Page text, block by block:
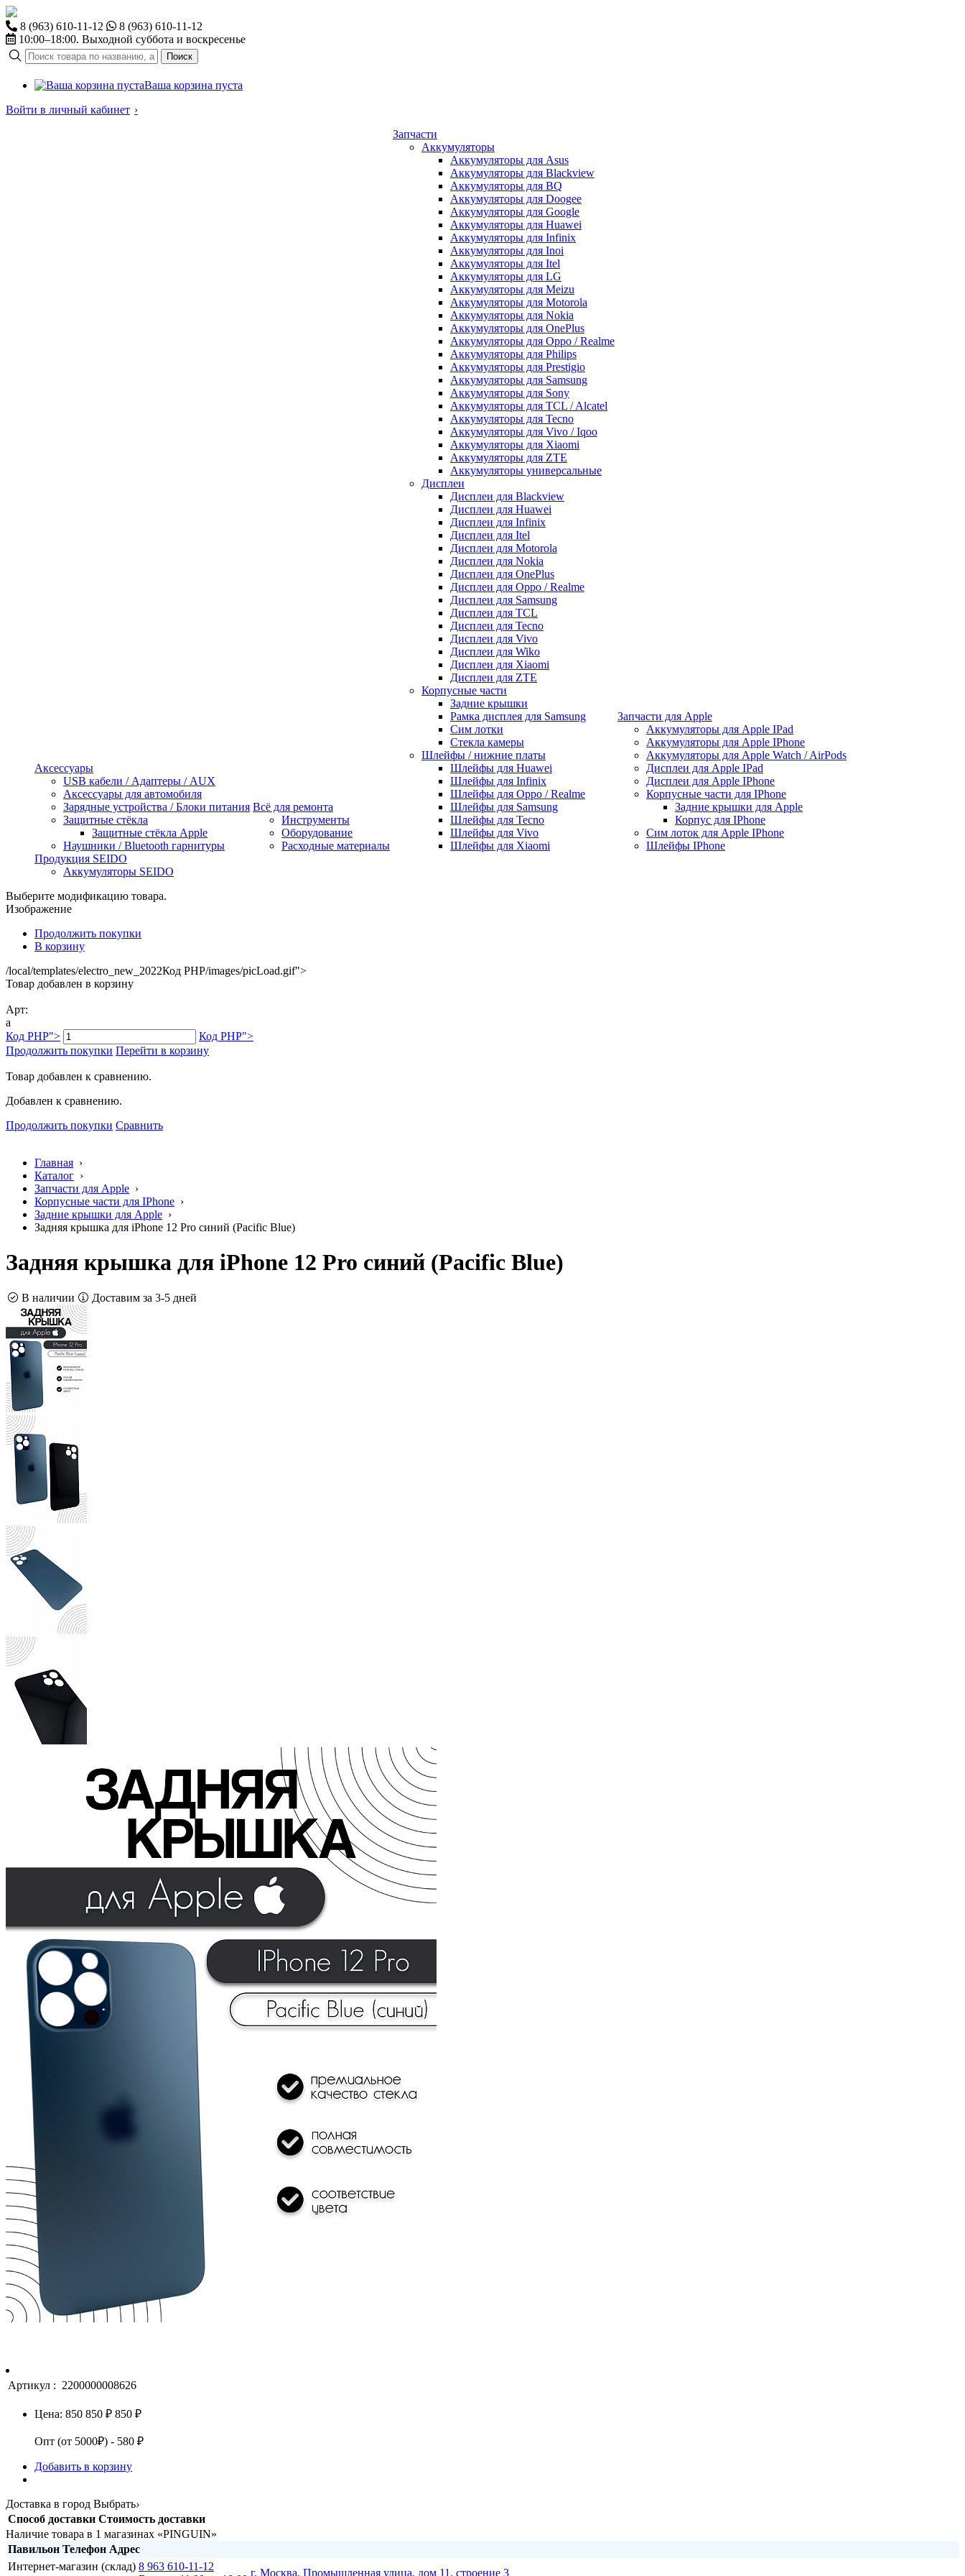
8 (963) 610-11-12
8 (963) 610-11-12
10:00–18:00. Выходной суббота и воскресенье
Поиск
Ваша корзина пуста
Войти в личный кабинет ›
Аксессуары
USB кабели / Адаптеры / AUX
Аксессуары для автомобиля
Зарядные устройства / Блоки питания
Защитные стёкла
Защитные стёкла Apple
Наушники / Bluetooth гарнитуры
Всё для ремонта
Инструменты
Оборудование
Расходные материалы
Запчасти
Аккумуляторы
Аккумуляторы для Asus
Аккумуляторы для Blackview
Аккумуляторы для BQ
Аккумуляторы для Doogee
Аккумуляторы для Google
Аккумуляторы для Huawei
Аккумуляторы для Infinix
Аккумуляторы для Inoi
Аккумуляторы для Itel
Аккумуляторы для LG
Аккумуляторы для Meizu
Аккумуляторы для Motorola
Аккумуляторы для Nokia
Аккумуляторы для OnePlus
Аккумуляторы для Oppo / Realme
Аккумуляторы для Philips
Аккумуляторы для Prestigio
Аккумуляторы для Samsung
Аккумуляторы для Sony
Аккумуляторы для TCL / Alcatel
Аккумуляторы для Tecno
Аккумуляторы для Vivo / Iqoo
Аккумуляторы для Xiaomi
Аккумуляторы для ZTE
Аккумуляторы универсальные
Дисплеи
Дисплеи для Blackview
Дисплеи для Huawei
Дисплеи для Infinix
Дисплеи для Itel
Дисплеи для Motorola
Дисплеи для Nokia
Дисплеи для OnePlus
Дисплеи для Oppo / Realme
Дисплеи для Samsung
Дисплеи для TCL
Дисплеи для Tecno
Дисплеи для Vivo
Дисплеи для Wiko
Дисплеи для Xiaomi
Дисплеи для ZTE
Корпусные части
Задние крышки
Рамка дисплея для Samsung
Сим лотки
Стекла камеры
Шлейфы / нижние платы
Шлейфы для Huawei
Шлейфы для Infinix
Шлейфы для Oppo / Realme
Шлейфы для Samsung
Шлейфы для Tecno
Шлейфы для Vivo
Шлейфы для Xiaomi
Запчасти для Apple
Аккумуляторы для Apple IPad
Аккумуляторы для Apple IPhone
Аккумуляторы для Apple Watch / AirPods
Дисплеи для Apple IPad
Дисплеи для Apple IPhone
Корпусные части для IPhone
Задние крышки для Apple
Корпус для IPhone
Сим лоток для Apple IPhone
Шлейфы IPhone
Продукция SEIDO
Аккумуляторы SEIDO
Выберите модификацию товара.
Изображение
Продолжить покупки
В корзину
/local/templates/electro_new_2022Код PHP/images/picLoad.gif">
Товар добавлен в корзину
Арт:
a
Код PHP"> Код PHP">
Продолжить покупки Перейти в корзину
Товар добавлен к сравнению.
Добавлен к сравнению.
Продолжить покупки Сравнить
Главная ›
Каталог ›
Запчасти для Apple ›
Корпусные части для IPhone ›
Задние крышки для Apple ›
Задняя крышка для iPhone 12 Pro синий (Pacific Blue)
Задняя крышка для iPhone 12 Pro синий (Pacific Blue)
В наличии Доставим за 3-5 дней
Артикул : 2200000008626
Цена: 850 850 ₽ 850 ₽
Опт (от 5000₽) - 580 ₽
Добавить в корзину
Доставка в город Выбрать›
Способ доставки Стоимость доставки
Наличие товара в 1 магазинах «PINGUIN»
Павильон Телефон Адрес
Интернет-магазин (склад) 8 963 610-11-12
г. Москва, Промышленная улица, дом 11, строение 3